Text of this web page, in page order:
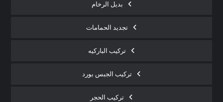
بديل الرخام
تجديد الحمامات
تركيب الباركيه
تركيب الجبس بورد
تركيب الحجر